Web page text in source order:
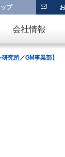
プ
会社情報
究所／GM事業部】